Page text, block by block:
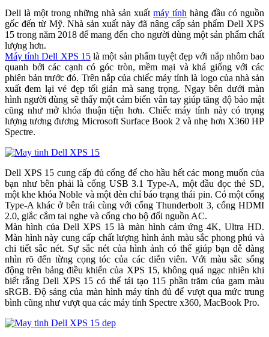
Dell là một trong những nhà sản xuất máy tính hàng đầu có nguồn
gốc đến từ Mỹ. Nhà sản xuất này đã nâng cấp sản phẩm Dell XPS
15 trong năm 2018 để mang đến cho người dùng một sản phẩm chất
lượng hơn.
Máy tính Dell XPS 15là một sản phẩm tuyệt đẹp với nắp nhôm bao
quanh bởi các cạnh có góc tròn, mềm mại và khá giống với các
phiên bản trước đó. Trên nắp của chiếc máy tính là logo của nhà sản
xuất đem lại vẻ đẹp tối giản mà sang trọng. Ngay bên dưới màn
hình người dùng sẽ thấy một cảm biến vân tay giúp tăng độ bảo mật
cũng như mở khóa thuận tiện hơn. Chiếc máy tính này có trọng
lượng tương đương Microsoft Surface Book 2 và nhẹ hơn X360 HP
Spectre.
Dell XPS 15 cung cấp đủ cổng để cho hầu hết các mong muốn của
bạn như bên phải là cổng USB 3.1 Type-A, một đầu đọc thẻ SD,
một khe khóa Noble và một đèn chỉ báo trạng thái pin. Có một cổng
Type-A khác ở bên trái cùng với cổng Thunderbolt 3, cổng HDMI
2.0, giắc cắm tai nghe và cổng cho bộ đổi nguồn AC.
Màn hình của Dell XPS 15 là màn hình cảm ứng 4K, Ultra HD.
Màn hình này cung cấp chất lượng hình ảnh màu sắc phong phú và
chi tiết sắc nét. Sự sắc nét của hình ảnh có thể giúp bạn dễ dàng
nhìn rõ đến từng cọng tóc của các diễn viên. Với màu sắc sống
động trên bảng điều khiển của XPS 15, không quá ngạc nhiên khi
biết rằng Dell XPS 15 có thể tái tạo 115 phần trăm của gam màu
sRGB. Độ sáng của màn hình máy tính đủ để vượt qua mức trung
bình cũng như vượt qua các máy tính Spectre x360, MacBook Pro.